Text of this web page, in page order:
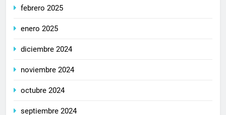
febrero 2025
enero 2025
diciembre 2024
noviembre 2024
octubre 2024
septiembre 2024